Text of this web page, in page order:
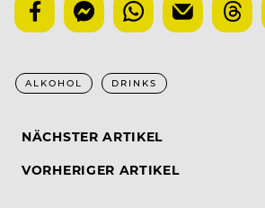
ALKOHOL DRINKS
NÄCHSTER ARTIKEL
VORHERIGER ARTIKEL